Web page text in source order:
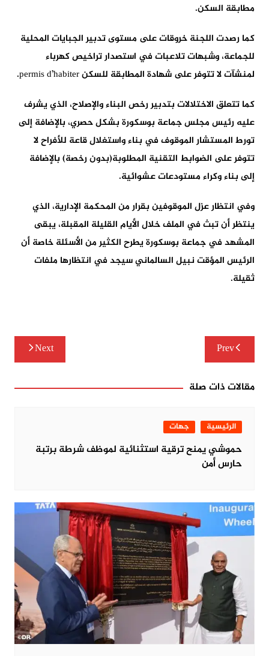
مطابقة السكن.
كما رصدت اللجنة خروقات على مستوى تدبير الجبايات المحلية
للجماعة، وشبهات تلاعبات في استصدار تراخيص كهرباء
لمنشآت لا تتوفر على شهادة المطابقة للسكن permis d’habiter.
كما تتعلق الاختلالات بتدبير رخص البناء والإصلاح، الذي يشرف
عليه رئيس مجلس جماعة بوسكورة بشكل حصري، بالإضافة إلى
تورط المستشار الموقوف في بناء واستغلال قاعة للأفراح لا
تتوفر على الضوابط التقنية المطلوبة(بدون رخصة) بالإضافة
إلى بناء وكراء مستودعات عشوائية.
وفي انتظار عزل الموقوفين بقرار من المحكمة الإدارية، الذي
ينتظر أن تبث في الملف خلال الأيام القليلة المقبلة، يبقى
المشهد في جماعة بوسكورة يطرح الكثير من الأسئلة خاصة أن
الرئيس المؤقت نبيل السالماني سيجد في انتظارها ملفات
ثقيلة.
تصفّح
المقالات
Prev
Next
مقالات ذات صلة
الرئيسية جهات
حموشي يمنح ترقية استثنائية لموظف شرطة برتبة
حارس أمن